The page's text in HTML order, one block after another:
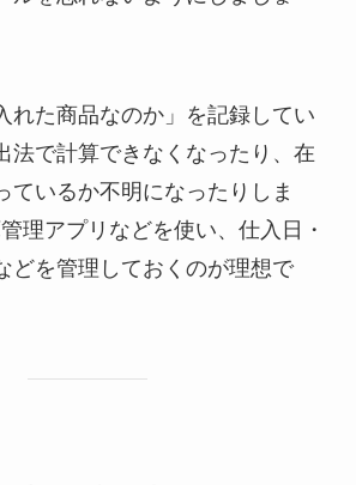
れた商品なのか」を記録してい
法で計算できなくなったり、在
ているか不明になったりしま
理アプリなどを使い、仕入日・
どを管理しておくのが理想で